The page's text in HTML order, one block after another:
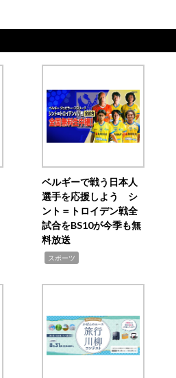
ベルギーで戦う日本人
選手を応援しよう シ
ント＝トロイデン戦全
試合をBS10が今季も無
料放送
スポーツ